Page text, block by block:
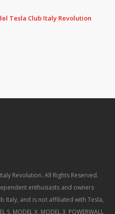
Tesla Club Italy Revolution
Revolution. All Rights Reserved.
enthusiasts and owners
Italy, and is not affiliated with Tesla,
MODEL X, MODEL 3, POWERWALL